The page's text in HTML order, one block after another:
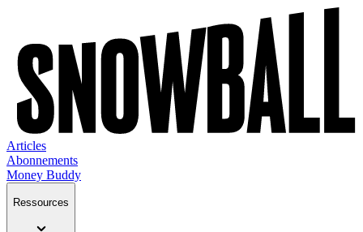
Articles
Abonnements
Money Buddy
Ressources